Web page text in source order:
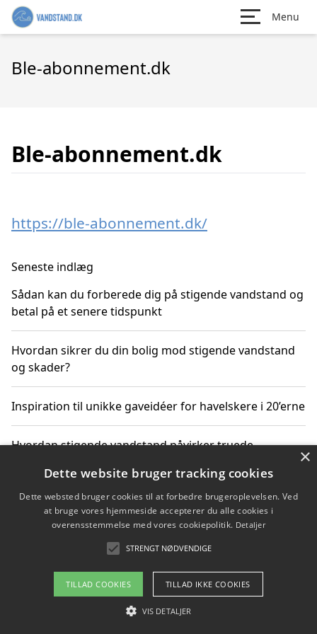
Menu
Ble-abonnement.dk
Ble-abonnement.dk
https://ble-abonnement.dk/
Seneste indlæg
Sådan kan du forberede dig på stigende vandstand og
betal på et senere tidspunkt
Hvordan sikrer du din bolig mod stigende vandstand
og skader?
Inspiration til unikke gaveidéer for havelskere i 20’erne
Hvordan stigende vandstand påvirker truede
Sådan vælger du de bedste vandrerygsække til
vandreture i Danmark
Copyright 2026 - Pilanto Aps
Om / kontakt
×
Dette website bruger tracking cookies
Dette websted bruger cookies til at forbedre brugeroplevelsen. Ved
at bruge vores hjemmeside accepterer du alle cookies i
overensstemmelse med vores cookiepolitik. Detaljer
STRENGT NØDVENDIGE
TILLAD COOKIES TILLAD IKKE COOKIES
VIS DETALJER